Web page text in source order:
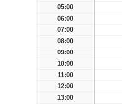
05:00
06:00
07:00
08:00
09:00
10:00
11:00
12:00
13:00